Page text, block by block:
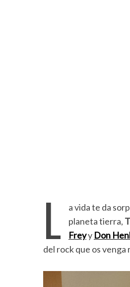
L
a vida te da
planeta tierra,
Freyy Don
del rock que os venga